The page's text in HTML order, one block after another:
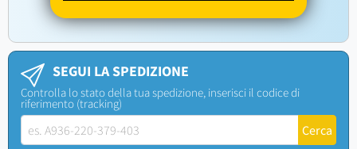
SEGUI LA SPEDIZIONE
Controlla lo stato della tua spedizione, inserisci il codice di
riferimento (tracking)